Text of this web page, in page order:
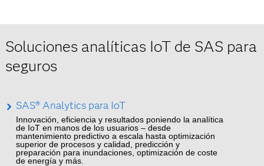
Soluciones analíticas IoT de SAS para
seguros
SAS® Analytics para IoT
Innovación, eficiencia y resultados poniendo la analítica
de IoT en manos de los usuarios – desde
mantenimiento predictivo a escala hasta optimización
superior de procesos y calidad, predicción y
preparación para inundaciones, optimización de coste
de energía y más.